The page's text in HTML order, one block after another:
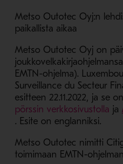
Metso Outotec Oyj:n
paikallista aikaa
Metso Outotec Oyj on
EMTN-ohjelma).
Surveillance du Secteur
esitteen 22.11.2022, ja se
pörssin verkkosivustolla-ja
- Avaa uudessa ikkunassa
.Esite on englanniksi.
Metso Outotec nimitti
toimimaan EMTN-